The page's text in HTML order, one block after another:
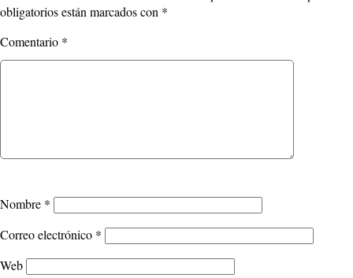
obligatorios están marcados con *
Comentario *
Nombre *
Correo electrónico *
Web